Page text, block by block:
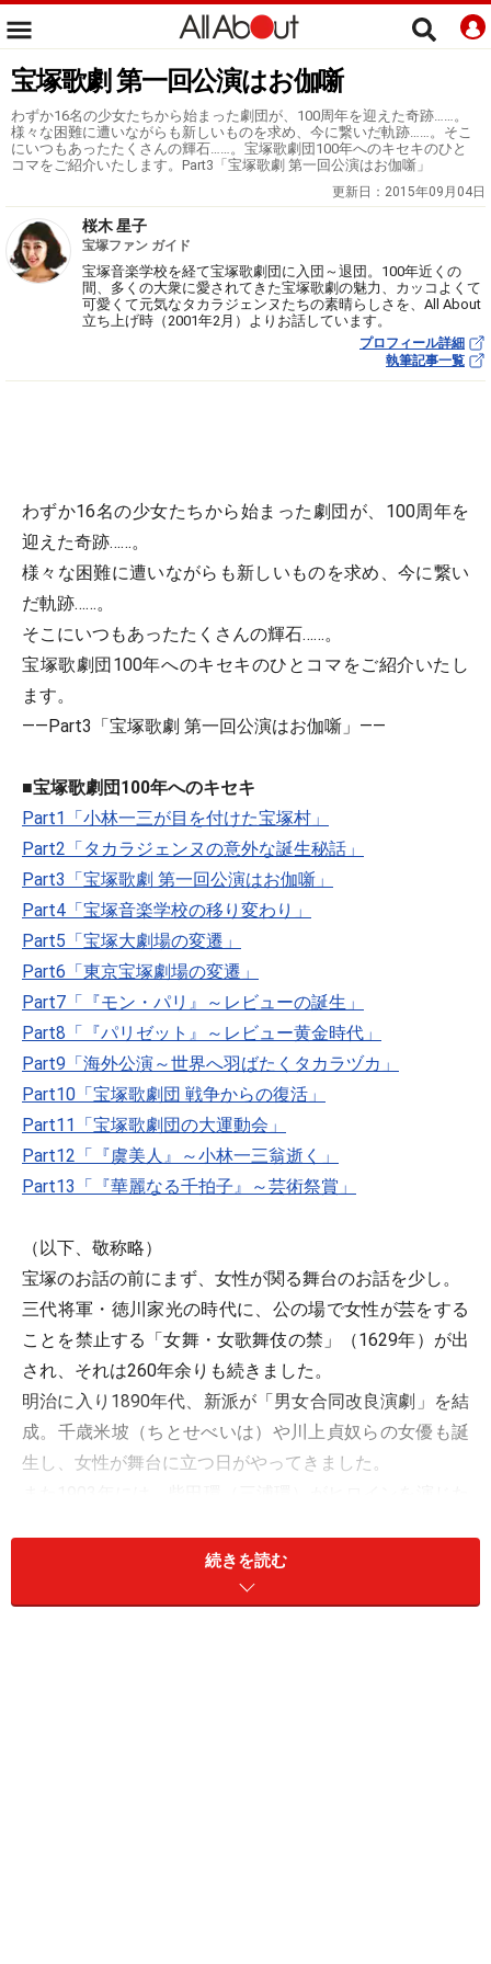
宝塚歌劇 第一回公演はお伽噺
わずか16名の少女たちから始まった劇団が、100周年を迎えた奇跡……。
様々な困難に遭いながらも新しいものを求め、今に繋いだ軌跡……。そこ
にいつもあったたくさんの輝石……。宝塚歌劇団100年へのキセキのひと
コマをご紹介いたします。Part3「宝塚歌劇 第一回公演はお伽噺」
更新日： 2015年09月04日
桜木 星子
宝塚ファン ガイド
宝塚音楽学校を経て宝塚歌劇団に入団～退団。100年近くの
間、多くの大衆に愛されてきた宝塚歌劇の魅力、カッコよくて
可愛くて元気なタカラジェンヌたちの素晴らしさを、All About
立ち上げ時（2001年2月）よりお話しています。
プロフィール詳細
執筆記事一覧
わずか16名の少女たちから始まった劇団が、100周年を
迎えた奇跡……。
様々な困難に遭いながらも新しいものを求め、今に繋い
だ軌跡……。
そこにいつもあったたくさんの輝石……。
宝塚歌劇団100年へのキセキのひとコマをご紹介いたし
ます。
――Part3「宝塚歌劇 第一回公演はお伽噺」――
■宝塚歌劇団100年へのキセキ
Part1「小林一三が目を付けた宝塚村」
Part2「タカラジェンヌの意外な誕生秘話」
Part3「宝塚歌劇 第一回公演はお伽噺」
Part4「宝塚音楽学校の移り変わり」
Part5「宝塚大劇場の変遷」
Part6「東京宝塚劇場の変遷」
Part7「『モン・パリ』～レビューの誕生」
Part8「『パリゼット』～レビュー黄金時代」
Part9「海外公演～世界へ羽ばたくタカラヅカ」
Part10「宝塚歌劇団 戦争からの復活」
Part11「宝塚歌劇団の大運動会」
Part12「『虞美人』～小林一三翁逝く」
Part13「『華麗なる千拍子』～芸術祭賞」
（以下、敬称略）
宝塚のお話の前にまず、女性が関る舞台のお話を少し。
三代将軍・徳川家光の時代に、公の場で女性が芸をする
ことを禁止する「女舞・女歌舞伎の禁」（1629年）が出
され、それは260年余りも続きました。
明治に入り1890年代、新派が「男女合同改良演劇」を結
成。千歳米坡（ちとせべいは）や川上貞奴らの女優も誕
生し、女性が舞台に立つ日がやってきました。
続きを読む